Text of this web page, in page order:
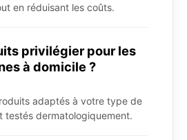
en réduisant les coûts.
privilégier pour les
à domicile ?
adaptés à votre type de
testés dermatologiquement.